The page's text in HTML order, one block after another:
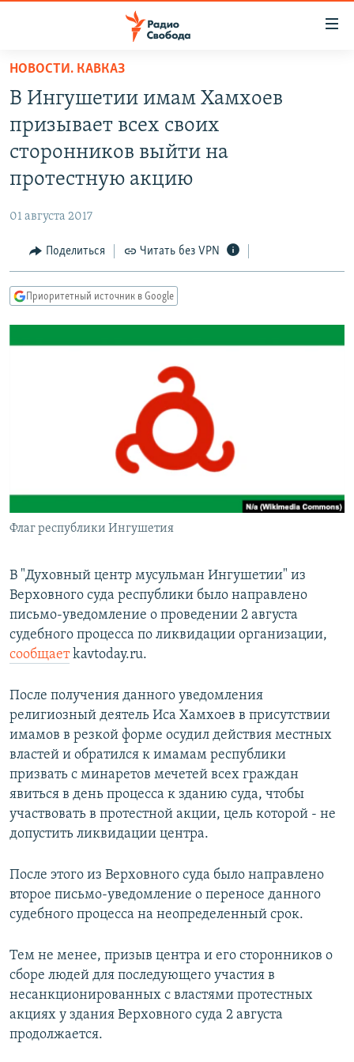
упрощенного
доступа
основному
содержанию
Вернутся
навигации
Вернутся
ПОДКАСТЫ
АВТОРСКИЕ ПРОЕКТЫ
КУЛЬТУРА
IDEL.РЕАЛИИ
КАВКАЗ.РЕАЛИИ
РАСПИСАНИЕ ВЕЩАНИЯ
ПОДПИШИТЕСЬ НА РАССЫЛКУ
НОВОСТИ. КАВКАЗ
В Ингушетии имам Хамхоев
призывает всех своих
сторонников выйти на
протестную акцию
01 августа 2017
Поделиться Читать без VPN
Приоритетный источник в Google
Флаг республики Ингушетия
В "Духовный центр мусульман Ингушетии" из
Верховного суда республики было направлено
письмо-уведомление о проведении 2 августа
судебного процесса по ликвидации организации,
сообщаетkavtoday.ru.
После получения данного уведомления
религиозный деятель Иса Хамхоев в присутствии
имамов в резкой форме осудил действия местных
властей и обратился к имамам республики
призвать с минаретов мечетей всех граждан
явиться в день процесса к зданию суда, чтобы
участвовать в протестной акции, цель которой - не
допустить ликвидации центра.
После этого из Верховного суда было направлено
второе письмо-уведомление о переносе данного
судебного процесса на неопределенный срок.
Тем не менее, призыв центра и его сторонников о
сборе людей для последующего участия в
несанкционированных с властями протестных
акциях у здания Верховного суда 2 августа
продолжается.